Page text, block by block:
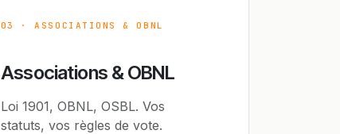
03 · ASSOCIATIONS & OBNL
Associations & OBNL
Loi 1901, OBNL, OSBL. Vos
statuts, vos règles de vote.